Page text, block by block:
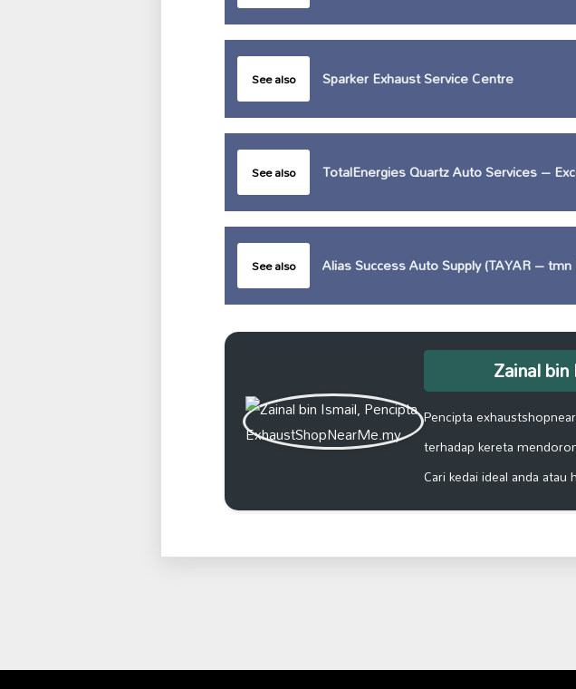
See also Sparker Exhaust Service Centre
See also TotalEnergies Quartz Auto Services –
See also Alias Success Auto Supply (TAYAR – tmn
Zainal
Pencipta
terhadap kereta
Cari kedai ideal anda